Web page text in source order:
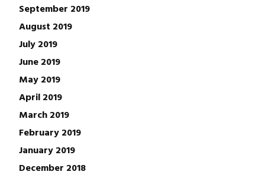
September 2019
August 2019
July 2019
June 2019
May 2019
April 2019
March 2019
February 2019
January 2019
December 2018